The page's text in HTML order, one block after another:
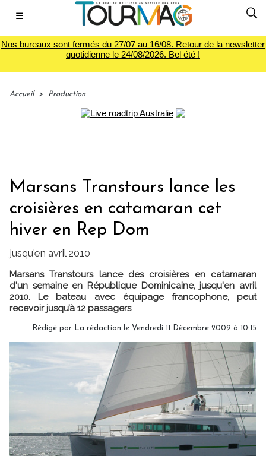
☰
Nos bureaux sont fermés du 27/07 au 16/08. Retour de la newsletter
quotidienne le 24/08/2026. Bel été !
Accueil > Production
Marsans Transtours lance les
croisières en catamaran cet
hiver en Rep Dom
jusqu'en avril 2010
Marsans Transtours lance des croisières en catamaran
d'un semaine en République Dominicaine, jusqu'en avril
2010. Le bateau avec équipage francophone, peut
recevoir jusqu’à 12 passagers
Rédigé par La rédaction le Vendredi 11 Décembre 2009 à 10:15